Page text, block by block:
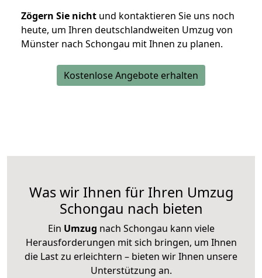
Zögern Sie nicht und kontaktieren Sie uns noch
heute, um Ihren deutschlandweiten Umzug von
Münster nach Schongau mit Ihnen zu planen.
Kostenlose Angebote erhalten
Was wir Ihnen für Ihren Umzug
Schongau nach bieten
Ein Umzug nach Schongau kann viele
Herausforderungen mit sich bringen, um Ihnen
die Last zu erleichtern – bieten wir Ihnen unsere
Unterstützung an.